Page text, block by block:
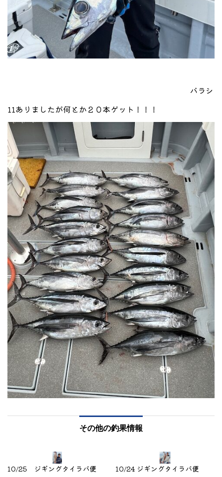
バラシ
11ありましたが何とか２０本ゲット！！！
その他の釣果情報
10/25 ジギングタイラバ便 10/24 ジギングタイラバ便